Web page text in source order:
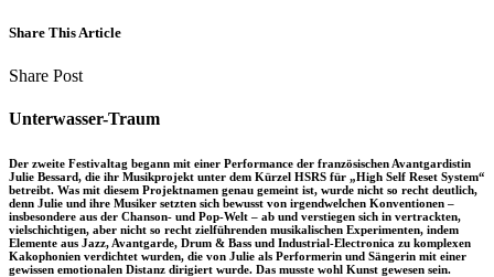
Facebook
to
via
Share This Article
Share PostShare
Facebook
Copy
to
Send
via
Unterwasser-Traum
Der zweite Festivaltag begann mit einer Performance der französischen Avantgardistin
Julie Bessard, die ihr Musikprojekt unter dem Kürzel HSRS für „High Self Reset System“
betreibt. Was mit diesem Projektnamen genau gemeint ist, wurde nicht so recht deutlich,
denn Julie und ihre Musiker setzten sich bewusst von irgendwelchen Konventionen –
insbesondere aus der Chanson- und Pop-Welt – ab und verstiegen sich in vertrackten,
vielschichtigen, aber nicht so recht zielführenden musikalischen Experimenten, indem
Elemente aus Jazz, Avantgarde, Drum & Bass und Industrial-Electronica zu komplexen
Kakophonien verdichtet wurden, die von Julie als Performerin und Sängerin mit einer
gewissen emotionalen Distanz dirigiert wurde. Das musste wohl Kunst gewesen sein.